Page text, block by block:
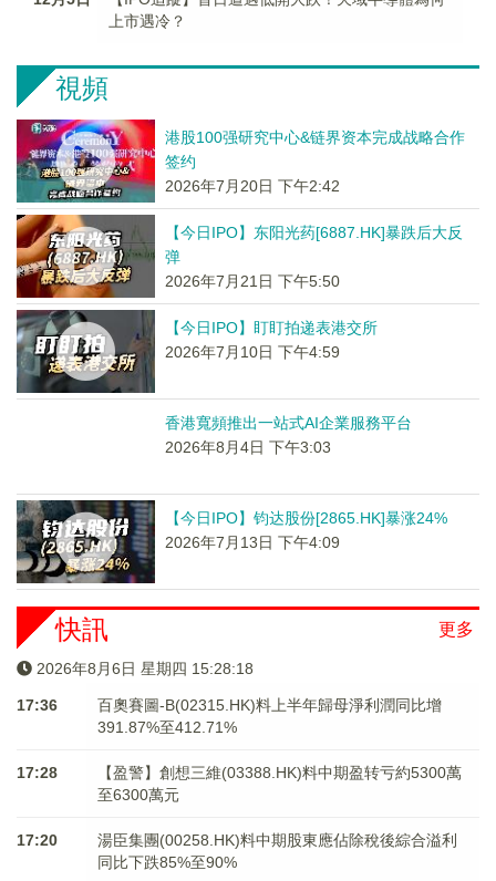
上市遇冷？
視頻
港股100强研究中心&链界资本完成战略合作
签约
2026年7月20日 下午2:42
【今日IPO】东阳光药[6887.HK]暴跌后大反
弹
2026年7月21日 下午5:50
【今日IPO】盯盯拍递表港交所
2026年7月10日 下午4:59
香港寬頻推出一站式AI企業服務平台
2026年8月4日 下午3:03
【今日IPO】钧达股份[2865.HK]暴涨24%
2026年7月13日 下午4:09
更多
快訊
2026年8月6日 星期四 15:28:19
17:36
百奧賽圖-B(02315.HK)料上半年歸母淨利潤同比增
391.87%至412.71%
17:28
【盈警】創想三維(03388.HK)料中期盈转亏約5300萬
至6300萬元
17:20
湯臣集團(00258.HK)料中期股東應佔除稅後綜合溢利
同比下跌85%至90%